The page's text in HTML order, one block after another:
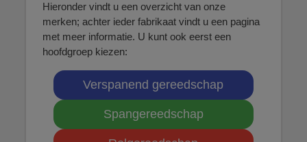
Hieronder vindt u een overzicht van onze
merken; achter ieder fabrikaat vindt u een pagina
met meer informatie. U kunt ook eerst een
hoofdgroep kiezen:
Verspanend gereedschap
Spangereedschap